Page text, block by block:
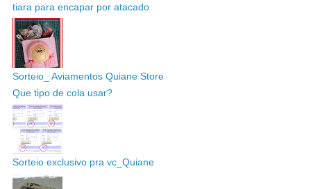
tiara para encapar por atacado
Sorteio_ Aviamentos Quiane Store
Que tipo de cola usar?
Sorteio exclusivo pra vc_Quiane